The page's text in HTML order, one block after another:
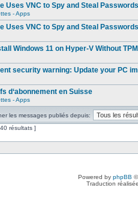
Uses VNC to Spy and Steal Passwords
- Apps
Uses VNC to Spy and Steal Passwords
Windows 11 on Hyper-V Without TPM
security warning: Update your PC
d‘abonnement en Suisse
- Apps
les messages publiés depuis:
résultats ]
Powered by phpBB
Traduction